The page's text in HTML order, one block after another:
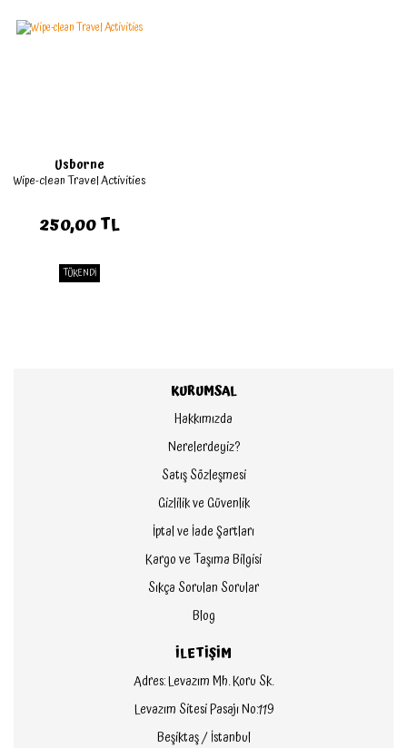
Usborne
Wipe-clean Travel Activities
250,00 TL
TÜKENDİ
KURUMSAL
Hakkımızda
Nerelerdeyiz?
Satış Sözleşmesi
Gizlilik ve Güvenlik
İptal ve İade Şartları
Kargo ve Taşıma Bilgisi
Sıkça Sorulan Sorular
Blog
İLETİŞİM
Adres: Levazım Mh. Koru Sk.
Levazım Sitesi Pasajı No:119
Beşiktaş / İstanbul